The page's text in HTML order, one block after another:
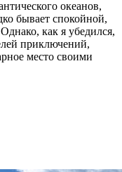
океанов,
бывает спокойной,
как я убедился,
приключений,
место своими